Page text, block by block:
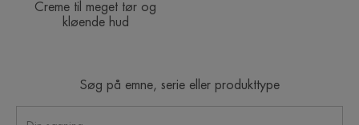
Creme til meget tør og
kløende hud
Søg på emne, serie eller produkttype